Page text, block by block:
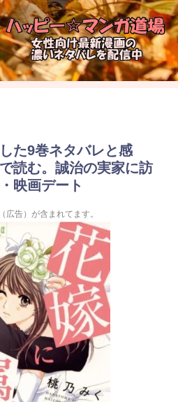
た9巻ネタバレと感
読む。誠治の実家に訪
映画デート
告）が含まれてます。